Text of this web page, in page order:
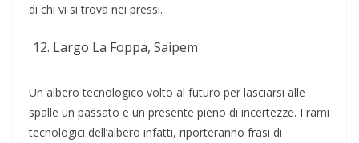
di chi vi si trova nei pressi.
Largo La Foppa, Saipem
Un albero tecnologico volto al futuro per lasciarsi alle
spalle un passato e un presente pieno di incertezze. I rami
tecnologici dell’albero infatti, riporteranno frasi di